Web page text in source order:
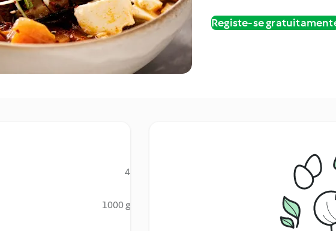
Registe-se
4
1000 g